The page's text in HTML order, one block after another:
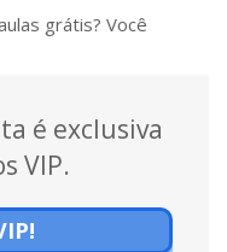
grátis? Você
é exclusiva
VIP.